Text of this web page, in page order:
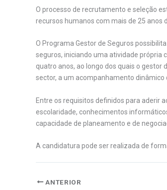
O processo de recrutamento e seleção
recursos humanos com mais de 25 anos
O Programa Gestor de Seguros
seguros, iniciando uma atividade própria
quatro anos, ao longo dos quais o
sector, a um acompanhamento
Entre os requisitos definidos para aderir
escolaridade, conhecimentos
capacidade de planeamento e de
A candidatura pode ser realizada de
ANTERIOR